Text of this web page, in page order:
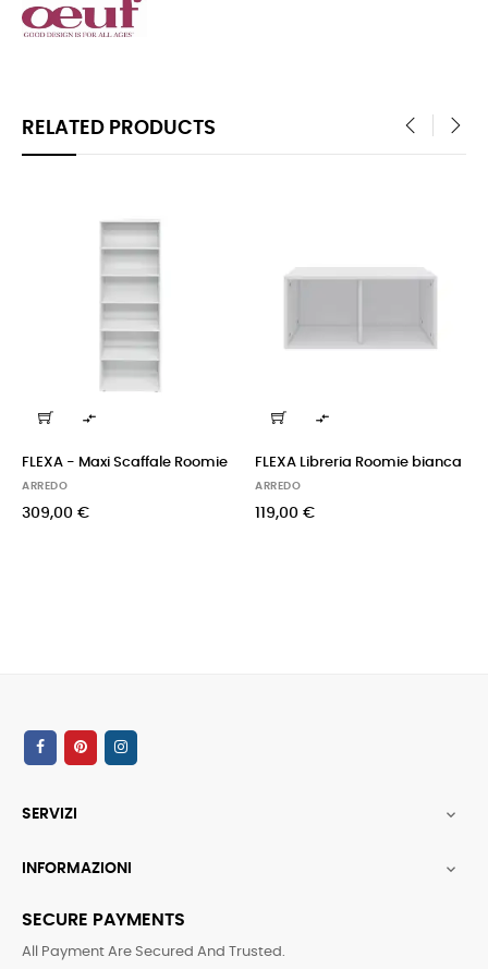
RELATED PRODUCTS

FLEXA - Maxi Scaffale Roomie
ARREDO
309,00 €

FLEXA Libreria Roomie bianca
ARREDO
119,00 €
SERVIZI 
INFORMAZIONI 
SECURE PAYMENTS
All Payment Are Secured And Trusted.